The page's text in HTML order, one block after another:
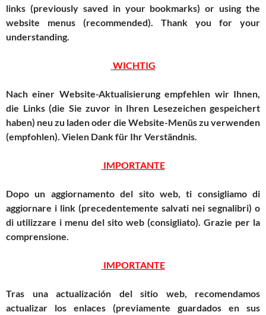
links (previously saved in your bookmarks) or using the
website menus (recommended). Thank you for your
understanding.
WICHTIG
Nach einer Website-Aktualisierung empfehlen wir Ihnen,
die Links (die Sie zuvor in Ihren Lesezeichen gespeichert
haben) neu zu laden oder die Website-Menüs zu verwenden
(empfohlen). Vielen Dank für Ihr Verständnis.
IMPORTANTE
Dopo un aggiornamento del sito web, ti consigliamo di
aggiornare i link (precedentemente salvati nei segnalibri) o
di utilizzare i menu del sito web (consigliato). Grazie per la
comprensione.
IMPORTANTE
Tras una actualización del sitio web, recomendamos
actualizar los enlaces (previamente guardados en sus